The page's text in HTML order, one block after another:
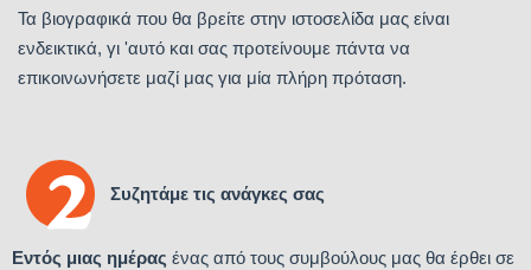
Τα βιογραφικά που θα βρείτε στην ιστοσελίδα μας είναι
ενδεικτικά, γι 'αυτό και σας προτείνουμε πάντα να
επικοινωνήσετε μαζί μας για μία πλήρη πρόταση.
Συζητάμε τις ανάγκες σας
Εντός μιας ημέρας ένας από τους συμβούλους μας θα έρθει σε